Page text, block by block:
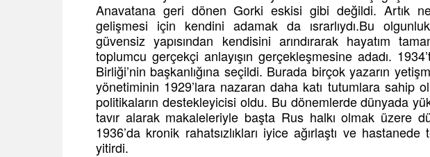
Anavatana geri dönen Gorki eskisi gibi değildi. Artık
gelişmesi için kendini adamak da ısrarlıydı.Bu
güvensiz yapısından kendisini arındırarak hayatım
toplumcu gerçekçi anlayışın gerçekleşmesine adadı.
Birliği’nin başkanlığına seçildi. Burada birçok yazarın
yönetiminin 1929’lara nazaran daha katı tutumlara sahip
politikaların destekleyicisi oldu. Bu dönemlerde dünyada
tavır alarak makaleleriyle başta Rus halkı olmak üzere
1936’da kronik rahatsızlıkları iyice ağırlaştı ve hastanede
yitirdi.